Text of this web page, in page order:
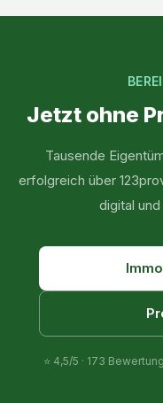
Jetzt ohne
Tausende
erfolgreich über
digital
⭐ 4,5/5 · 173